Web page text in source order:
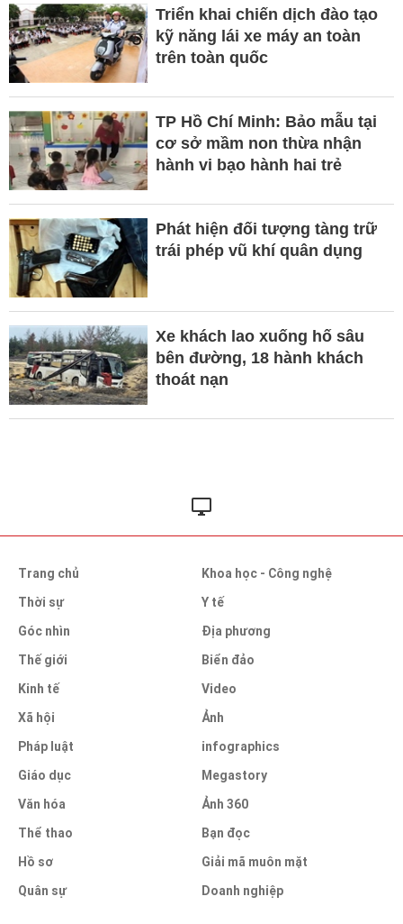
Triển khai chiến dịch đào tạo
kỹ năng lái xe máy an toàn
trên toàn quốc
TP Hồ Chí Minh: Bảo mẫu tại
cơ sở mầm non thừa nhận
hành vi bạo hành hai trẻ
Phát hiện đối tượng tàng trữ
trái phép vũ khí quân dụng
Xe khách lao xuống hố sâu
bên đường, 18 hành khách
thoát nạn
Trang chủ
Thời sự
Góc nhìn
Thế giới
Kinh tế
Xã hội
Pháp luật
Giáo dục
Văn hóa
Thể thao
Hồ sơ
Quân sự
Khoa học - Công nghệ
Y tế
Địa phương
Biển đảo
Video
Ảnh
infographics
Megastory
Ảnh 360
Bạn đọc
Giải mã muôn mặt
Doanh nghiệp